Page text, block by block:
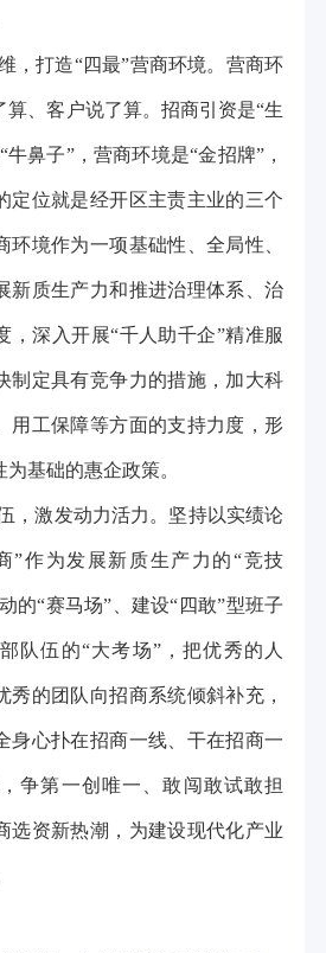
，打造“四最”营商环境。营商环
算、客户说了算。招商引资是“生
鼻子”，营商环境是“金招牌”，
定位就是经开区主责主业的三个
环境作为一项基础性、全局性、
新质生产力和推进治理体系、治
，深入开展“千人助千企”精准服
制定具有竞争力的措施，加大科
用工保障等方面的支持力度，形
基础的惠企政策。
，激发动力活力。坚持以实绩论
”作为发展新质生产力的“竞技
的“赛马场”、建设“四敢”型班子
队伍的“大考场”，把优秀的人
秀的团队向招商系统倾斜补充，
身心扑在招商一线、干在招商一
争第一创唯一、敢闯敢试敢担
选资新热潮，为建设现代化产业